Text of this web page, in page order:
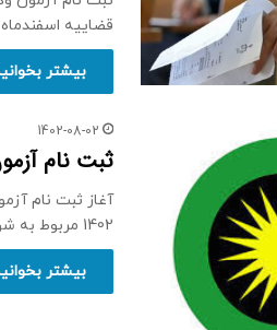
قضاییه اسفندماه 1402…
بیشتر
1402-08-02
ثبت نام
1402 مربوط به شورای عالی کارشناسان…
بیشتر